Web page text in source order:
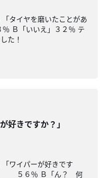
タイヤを磨いたことがあ
Ｂ「いいえ」３２％ テ
た！
好きですか？」
ワイパーが好きです
６％ Ｂ「ん？ 何